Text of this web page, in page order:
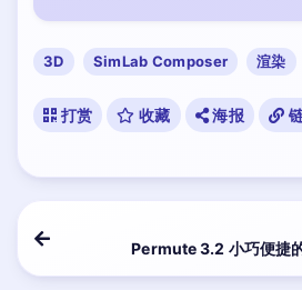
3D SimLab Composer 渲染
打赏 收藏 海报
Permute 3.2 小巧便捷